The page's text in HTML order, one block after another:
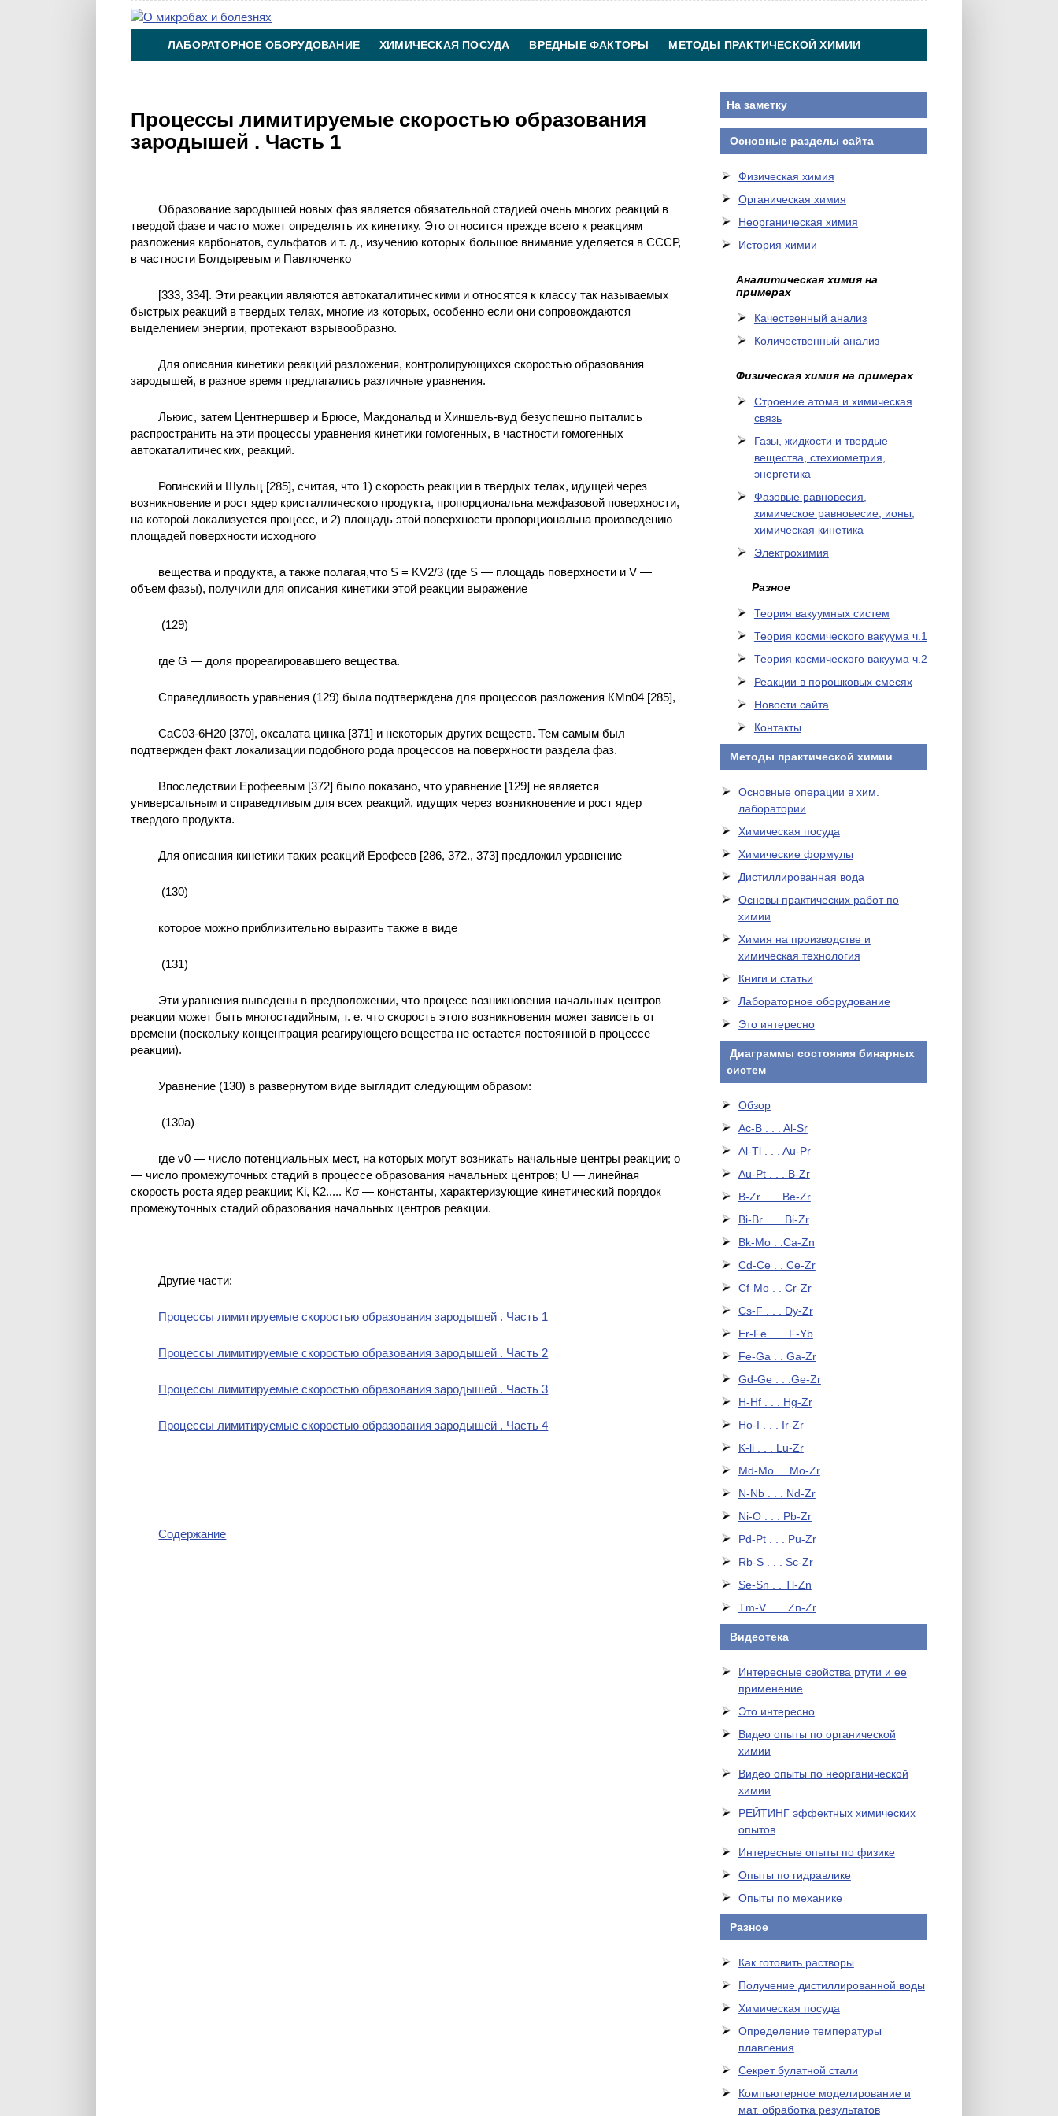
ЛАБОРАТОРНОЕ ОБОРУДОВАНИЕ ХИМИЧЕСКАЯ ПОСУДА ВРЕДНЫЕ ФАКТОРЫ МЕТОДЫ ПРАКТИЧЕСКОЙ ХИМИИ
Процессы лимитируемые скоростью образования
зародышей . Часть 1
Образование зародышей новых фаз является обязательной стадией очень многих реакций в
твердой фазе и часто может определять их кинетику. Это относится прежде всего к реакциям
разложения карбонатов, сульфатов и т. д., изучению которых большое внимание уделяется в СССР,
в частности Болдыревым и Павлюченко
[333, 334]. Эти реакции являются автокаталитическими и относятся к классу так называемых
быстрых реакций в твердых телах, многие из которых, особенно если они сопровождаются
выделением энергии, протекают взрывообразно.
Для описания кинетики реакций разложения, контролирующихся скоростью образования
зародышей, в разное время предлагались различные уравнения.
Льюис, затем Центнершвер и Брюсе, Макдональд и Хиншель-вуд безуспешно пытались
распространить на эти процессы уравнения кинетики гомогенных, в частности гомогенных
автокаталитических, реакций.
Рогинский и Шульц [285], считая, что 1) скорость реакции в твердых телах, идущей через
возникновение и рост ядер кристаллического продукта, пропорциональна межфазовой поверхности,
на которой локализуется процесс, и 2) площадь этой поверхности пропорциональна произведению
площадей поверхности исходного
вещества и продукта, а также полагая,что S = KV2/3 (где S — площадь поверхности и V —
объем фазы), получили для описания кинетики этой реакции выражение
(129)
где G — доля прореагировавшего вещества.
Справедливость уравнения (129) была подтверждена для процессов разложения КМn04 [285],
СаС03-6Н20 [370], оксалата цинка [371] и некоторых других веществ. Тем самым был
подтвержден факт локализации подобного рода процессов на поверхности раздела фаз.
Впоследствии Ерофеевым [372] было показано, что уравнение [129] не является
универсальным и справедливым для всех реакций, идущих через возникновение и рост ядер
твердого продукта.
Для описания кинетики таких реакций Ерофеев [286, 372., 373] предложил уравнение
(130)
которое можно приблизительно выразить также в виде
(131)
Эти уравнения выведены в предположении, что процесс возникновения начальных центров
реакции может быть многостадийным, т. е. что скорость этого возникновения может зависеть от
времени (поскольку концентрация реагирующего вещества не остается постоянной в процессе
реакции).
Уравнение (130) в развернутом виде выглядит следующим образом:
(130а)
где v0 — число потенциальных мест, на которых могут возникать начальные центры реакции; о
— число промежуточных стадий в процессе образования начальных центров; U — линейная
скорость роста ядер реакции; Ki, К2..... Кσ — константы, характеризующие кинетический порядок
промежуточных стадий образования начальных центров реакции.
Другие части:
Процессы лимитируемые скоростью образования зародышей . Часть 1
Процессы лимитируемые скоростью образования зародышей . Часть 2
Процессы лимитируемые скоростью образования зародышей . Часть 3
Процессы лимитируемые скоростью образования зародышей . Часть 4
Содержание
На заметку
Основные разделы сайта
Физическая химия
Органическая химия
Неорганическая химия
История химии
Аналитическая химия на
примерах
Качественный анализ
Количественный анализ
Физическая химия на примерах
Cтроение атома и химическая
связь
Газы, жидкости и твердые
вещества, стехиометрия,
энергетика
Фазовые равновесия,
химическое равновесие, ионы,
химическая кинетика
Электрохимия
Разное
Теория вакуумных систем
Теория космического вакуума ч.1
Теория космического вакуума ч.2
Реакции в порошковых смесях
Новости сайта
Контакты
Методы практической химии
Основные операции в хим.
лаборатории
Химическая посуда
Химические формулы
Дистиллированная вода
Основы практических работ по
химии
Химия на производстве и
химическая технология
Книги и статьи
Лабораторное оборудование
Это интересно
Диаграммы состояния бинарных
систем
Обзор
Ac-B . . . Al-Sr
Al-Tl . . . Au-Pr
Au-Pt . . . B-Zr
B-Zr . . . Be-Zr
Bi-Br . . . Bi-Zr
Bk-Mo . .Ca-Zn
Cd-Ce . . Ce-Zr
Cf-Mo . . Cr-Zr
Cs-F . . . Dy-Zr
Er-Fe . . . F-Yb
Fe-Ga . . Ga-Zr
Gd-Ge . . .Ge-Zr
H-Hf . . . Hg-Zr
Ho-I . . . Ir-Zr
K-li . . . Lu-Zr
Md-Mo . . Mo-Zr
N-Nb . . . Nd-Zr
Ni-O . . . Pb-Zr
Pd-Pt . . . Pu-Zr
Rb-S . . . Sc-Zr
Se-Sn . . Tl-Zn
Tm-V . . . Zn-Zr
Видеотека
Интересные свойства ртути и ее
применение
Это интересно
Видео опыты по органической
химии
Видео опыты по неорганической
химии
РЕЙТИНГ эффектных химических
опытов
Интересные опыты по физике
Опыты по гидравлике
Опыты по механике
Разное
Как готовить растворы
Получение дистиллированной воды
Химическая посуда
Определение температуры
плавления
Секрет булатной стали
Компьютерное моделирование и
мат. обработка результатов